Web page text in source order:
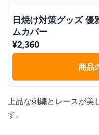
日焼け対策グッズ 優
ムカバー
¥2,360
商品
上品な刺繍とレースが美
す。